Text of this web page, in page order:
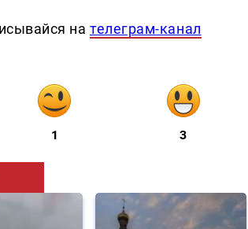
нателеграм-канал
1 3